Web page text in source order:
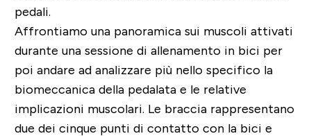
pedali.
Affrontiamo una panoramica sui muscoli attivati
durante una sessione di allenamento in bici per
poi andare ad analizzare più nello specifico la
biomeccanica della pedalata e le relative
implicazioni muscolari. Le braccia rappresentano
due dei cinque punti di contatto con la bici e